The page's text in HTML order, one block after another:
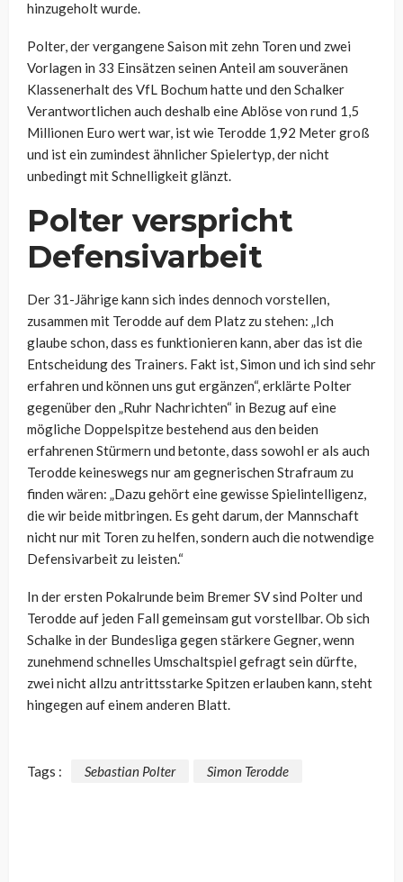
hinzugeholt wurde.
Polter, der vergangene Saison mit zehn Toren und zwei
Vorlagen in 33 Einsätzen seinen Anteil am souveränen
Klassenerhalt des VfL Bochum hatte und den Schalker
Verantwortlichen auch deshalb eine Ablöse von rund 1,5
Millionen Euro wert war, ist wie Terodde 1,92 Meter groß
und ist ein zumindest ähnlicher Spielertyp, der nicht
unbedingt mit Schnelligkeit glänzt.
Polter verspricht
Defensivarbeit
Der 31-Jährige kann sich indes dennoch vorstellen,
zusammen mit Terodde auf dem Platz zu stehen: „Ich
glaube schon, dass es funktionieren kann, aber das ist die
Entscheidung des Trainers. Fakt ist, Simon und ich sind sehr
erfahren und können uns gut ergänzen“, erklärte Polter
gegenüber den „Ruhr Nachrichten“ in Bezug auf eine
mögliche Doppelspitze bestehend aus den beiden
erfahrenen Stürmern und betonte, dass sowohl er als auch
Terodde keineswegs nur am gegnerischen Strafraum zu
finden wären: „Dazu gehört eine gewisse Spielintelligenz,
die wir beide mitbringen. Es geht darum, der Mannschaft
nicht nur mit Toren zu helfen, sondern auch die notwendige
Defensivarbeit zu leisten.“
In der ersten Pokalrunde beim Bremer SV sind Polter und
Terodde auf jeden Fall gemeinsam gut vorstellbar. Ob sich
Schalke in der Bundesliga gegen stärkere Gegner, wenn
zunehmend schnelles Umschaltspiel gefragt sein dürfte,
zwei nicht allzu antrittsstarke Spitzen erlauben kann, steht
hingegen auf einem anderen Blatt.
Tags : Sebastian Polter Simon Terodde